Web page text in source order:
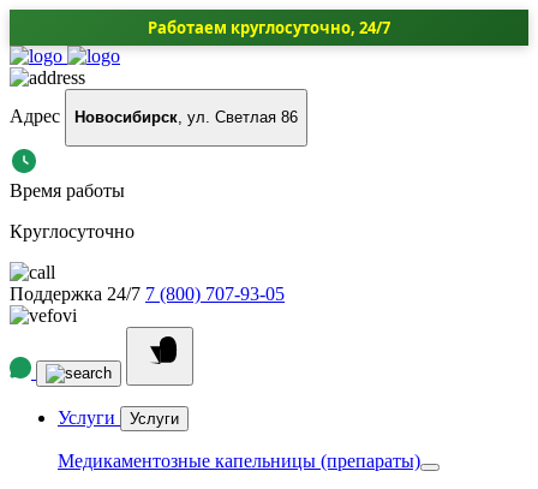
Работаем круглосуточно, 24/7
Адрес Новосибирск, ул. Светлая 86
Время работы
Круглосуточно
Поддержка 24/7 7 (800) 707-93-05
Услуги Услуги
Медикаментозные капельницы (препараты)